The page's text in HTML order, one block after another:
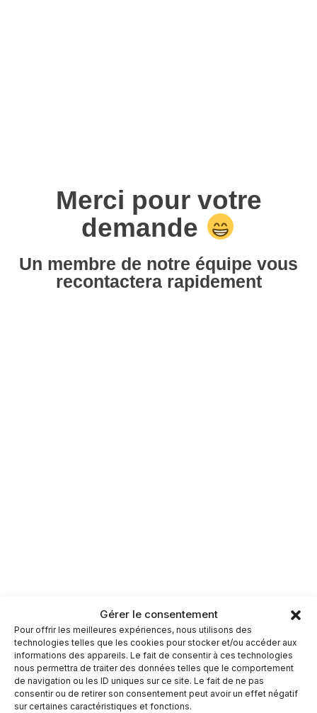
Gérer le consentement
Pour offrir les meilleures expériences, nous utilisons des
technologies telles que les cookies pour stocker et/ou accéder aux
informations des appareils. Le fait de consentir à ces technologies
nous permettra de traiter des données telles que le comportement
de navigation ou les ID uniques sur ce site. Le fait de ne pas
consentir ou de retirer son consentement peut avoir un effet négatif
sur certaines caractéristiques et fonctions.
Merci pour votre
demande
Un membre de notre équipe vous
recontactera rapidement